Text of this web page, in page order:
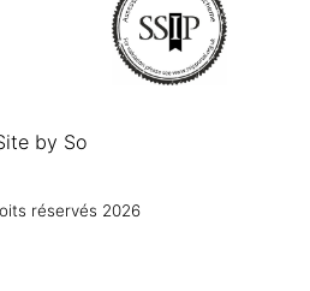
by So
réservés 2026